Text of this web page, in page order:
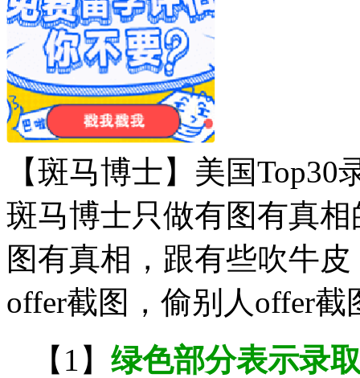
【斑马博士】美国Top30
斑马博士只做有图有真
图有真相，跟有些吹牛
offer截图，偷别人offer
【1】 绿色部分表示录